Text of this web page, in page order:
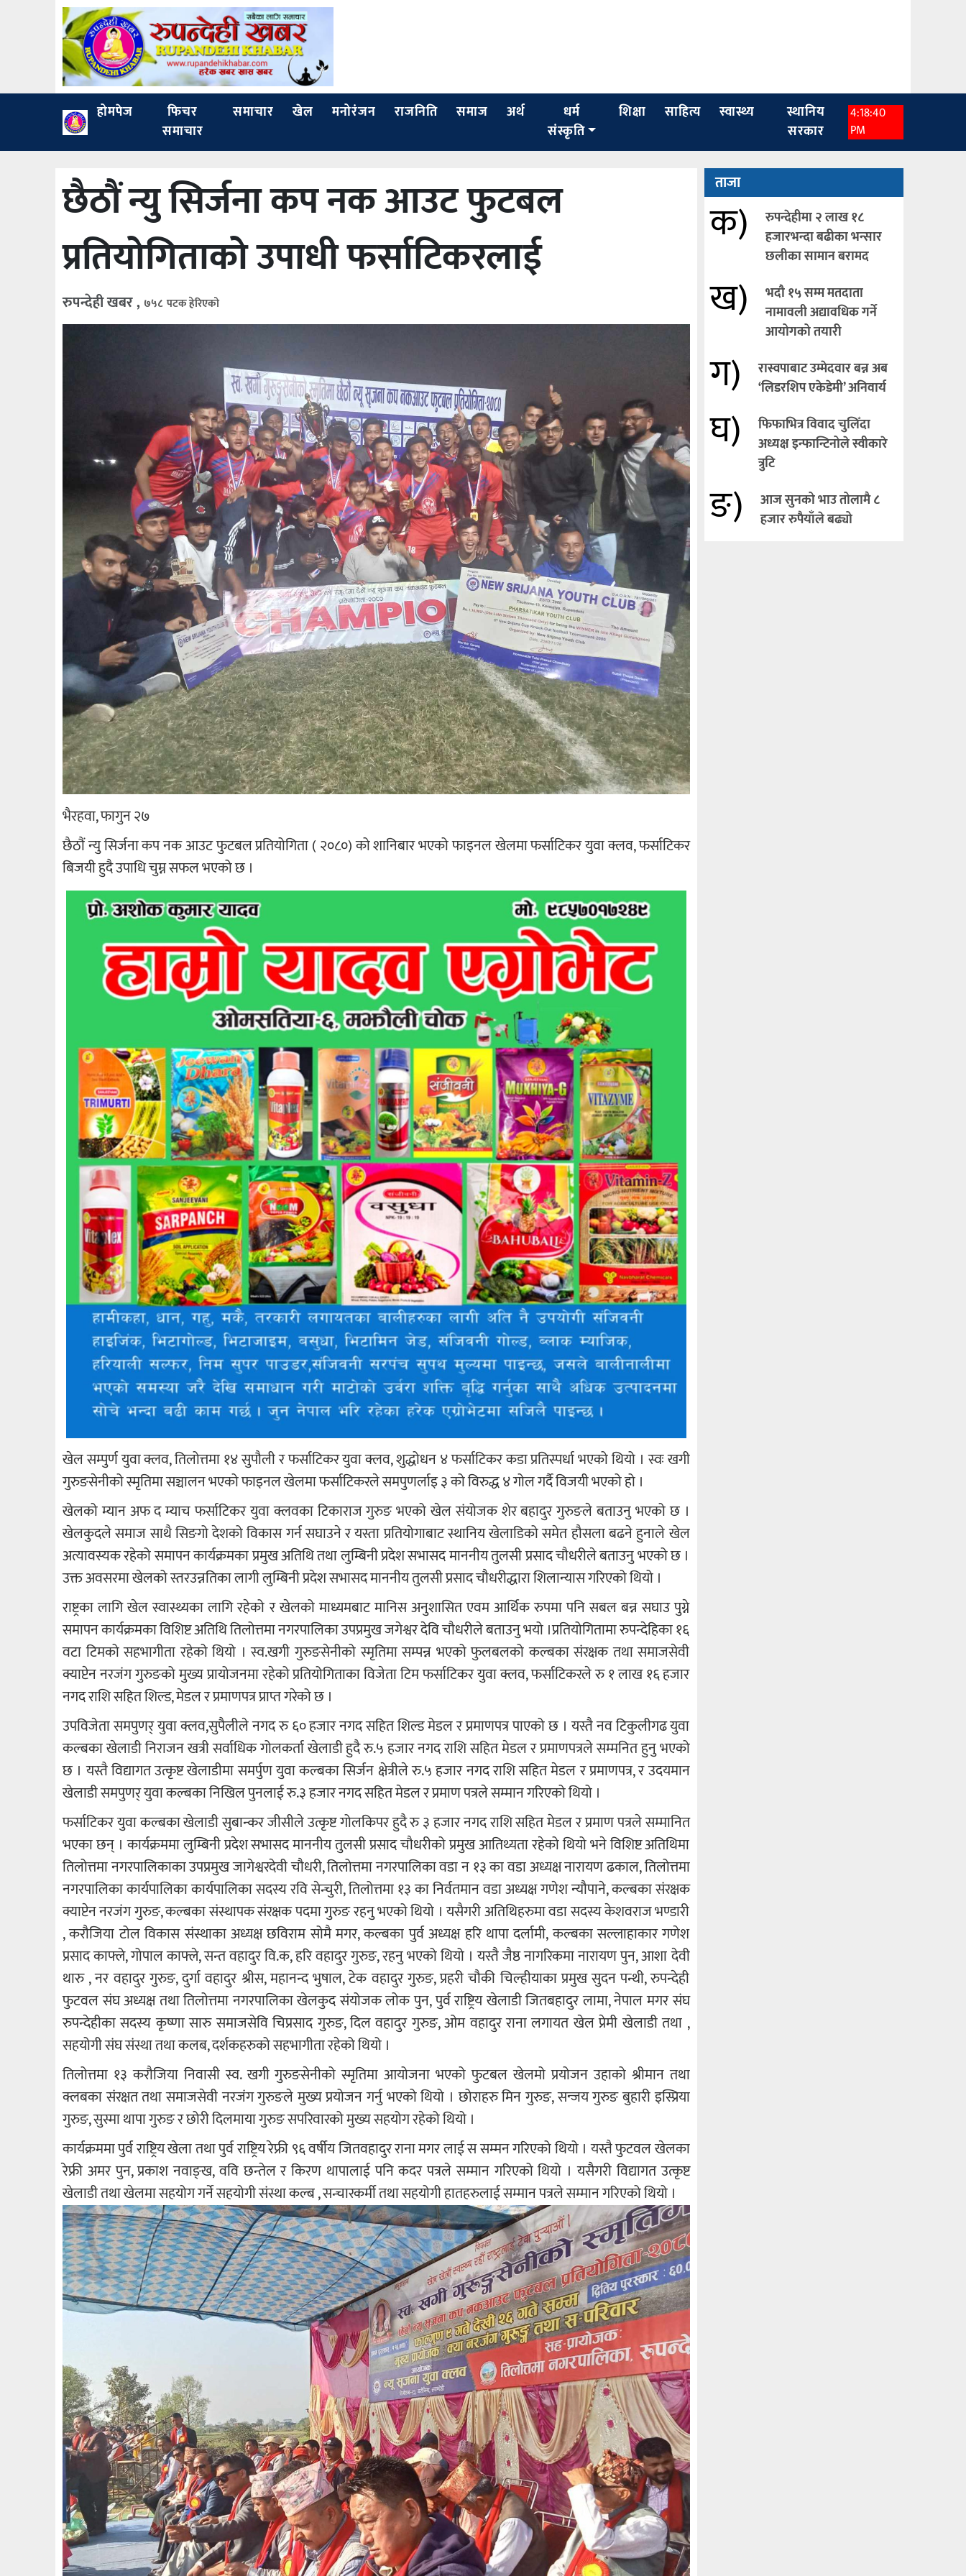
होमपेज
फिचर
समाचार
समाचार खेल मनोरंजन राजनिति समाज अर्थ
धर्म
संस्कृति
शिक्षा साहित्य स्वास्थ्य
स्थानिय
सरकार
4:18:42
PM
छैठौं न्यु सिर्जना कप नक आउट फुटबल
प्रतियोगिताको उपाधी फर्साटिकरलाई
रुपन्देही खबर , ७५८ पटक हेरिएको
भैरहवा, फागुन २७
छैठौं न्यु सिर्जना कप नक आउट फुटबल प्रतियोगिता ( २०८०) को शानिबार भएको फाइनल खेलमा फर्साटिकर युवा क्लव, फर्साटिकर
बिजयी हुदै उपाधि चुम्न सफल भएको छ ।
खेल सम्पुर्ण युवा क्लव, तिलोत्तमा १४ सुपौली र फर्साटिकर युवा क्लव, शुद्धोधन ४ फर्साटिकर कडा प्रतिस्पर्धा भएको थियो । स्वः खगी
गुरुङसेनीको स्मृतिमा सञ्चालन भएको फाइनल खेलमा फर्साटिकरले समपुणर्लाइ ३ को विरुद्ध ४ गोल गर्दै विजयी भएको हो ।
खेलको म्यान अफ द म्याच फर्साटिकर युवा क्लवका टिकाराज गुरुङ भएको खेल संयोजक शेर बहादुर गुरुङले बताउनु भएको छ ।
खेलकुदले समाज साथै सिङगो देशको विकास गर्न सघाउने र यस्ता प्रतियोगाबाट स्थानिय खेलाडिको समेत हौसला बढने हुनाले खेल
अत्यावस्यक रहेको समापन कार्यक्रमका प्रमुख अतिथि तथा लुम्बिनी प्रदेश सभासद माननीय तुलसी प्रसाद चौधरीले बताउनु भएको छ ।
उक्त अवसरमा खेलको स्तरउन्नतिका लागी लुम्बिनी प्रदेश सभासद माननीय तुलसी प्रसाद चौधरीद्धारा शिलान्यास गरिएको थियो ।
राष्ट्रका लागि खेल स्वास्थ्यका लागि रहेको र खेलको माध्यमबाट मानिस अनुशासित एवम आर्थिक रुपमा पनि सबल बन्न सघाउ पुग्ने
समापन कार्यक्रमका विशिष्ट अतिथि तिलोत्तमा नगरपालिका उपप्रमुख जगेश्वर देवि चौधरीले बताउनु भयो ।प्रतियोगितामा रुपन्देहिका १६
वटा टिमको सहभागीता रहेको थियो । स्व.खगी गुरुङसेनीको स्मृतिमा सम्पन्न भएको फुलबलको कल्बका संरक्षक तथा समाजसेवी
क्याप्टेन नरजंग गुरुङको मुख्य प्रायोजनमा रहेको प्रतियोगिताका विजेता टिम फर्साटिकर युवा क्लव, फर्साटिकरले रु १ लाख १६ हजार
नगद राशि सहित शिल्ड, मेडल र प्रमाणपत्र प्राप्त गरेको छ ।
उपविजेता समपुणर् युवा क्लव,सुपैलीले नगद रु ६० हजार नगद सहित शिल्ड मेडल र प्रमाणपत्र पाएको छ । यस्तै नव टिकुलीगढ युवा
कल्बका खेलाडी निराजन खत्री सर्वाधिक गोलकर्ता खेलाडी हुदै रु.५ हजार नगद राशि सहित मेडल र प्रमाणपत्रले सम्मनित हुनु भएको
छ । यस्तै विद्यागत उत्कृष्ट खेलाडीमा समर्पुण युवा कल्बका सिर्जन क्षेत्रीले रु.५ हजार नगद राशि सहित मेडल र प्रमाणपत्र, र उदयमान
खेलाडी समपुणर् युवा कल्बका निखिल पुनलाई रु.३ हजार नगद सहित मेडल र प्रमाण पत्रले सम्मान गरिएको थियो ।
फर्साटिकर युवा कल्बका खेलाडी सुबान्कर जीसीले उत्कृष्ट गोलकिपर हुदै रु ३ हजार नगद राशि सहित मेडल र प्रमाण पत्रले सम्मानित
भएका छन् । कार्यक्रममा लुम्बिनी प्रदेश सभासद माननीय तुलसी प्रसाद चौधरीको प्रमुख आतिथ्यता रहेको थियो भने विशिष्ट अतिथिमा
तिलोत्तमा नगरपालिकाका उपप्रमुख जागेश्वरदेवी चौधरी, तिलोत्तमा नगरपालिका वडा न १३ का वडा अध्यक्ष नारायण ढकाल, तिलोत्तमा
नगरपालिका कार्यपालिका कार्यपालिका सदस्य रवि सेन्चुरी, तिलोत्तमा १३ का निर्वतमान वडा अध्यक्ष गणेश न्यौपाने, कल्बका संरक्षक
क्याप्टेन नरजंग गुरुङ, कल्बका संस्थापक संरक्षक पदमा गुरुङ रहनु भएको थियो । यसैगरी अतिथिहरुमा वडा सदस्य केशवराज भण्डारी
, करौजिया टोल विकास संस्थाका अध्यक्ष छविराम सोमै मगर, कल्बका पुर्व अध्यक्ष हरि थापा दर्लामी, कल्बका सल्लाहाकार गणेश
प्रसाद काफ्ले, गोपाल काफ्ले, सन्त वहादुर वि.क, हरि वहादुर गुरुङ, रहनु भएको थियो । यस्तै जैष्ठ नागरिकमा नारायण पुन, आशा देवी
थारु , नर वहादुर गुरुङ, दुर्गा वहादुर श्रीस, महानन्द भुषाल, टेक वहादुर गुरुङ, प्रहरी चौकी चिल्हीयाका प्रमुख सुदन पन्थी, रुपन्देही
फुटवल संघ अध्यक्ष तथा तिलोत्तमा नगरपालिका खेलकुद संयोजक लोक पुन, पुर्व राष्ट्रिय खेलाडी जितबहादुर लामा, नेपाल मगर संघ
रुपन्देहीका सदस्य कृष्णा सारु समाजसेवि चिप्रसाद गुरुङ, दिल वहादुर गुरुङ, ओम वहादुर राना लगायत खेल प्रेमी खेलाडी तथा ,
सहयोगी संघ संस्था तथा कलब, दर्शकहरुको सहभागीता रहेको थियो ।
तिलोत्तमा १३ करौजिया निवासी स्व. खगी गुरुङसेनीको स्मृतिमा आयोजना भएको फुटबल खेलमो प्रयोजन उहाको श्रीमान तथा
क्लबका संरक्षत तथा समाजसेवी नरजंग गुरुङले मुख्य प्रयोजन गर्नु भएको थियो । छोराहरु मिन गुरुङ, सन्जय गुरुङ बुहारी इस्प्रिया
गुरुङ, सुस्मा थापा गुरुङ र छोरी दिलमाया गुरुङ सपरिवारको मुख्य सहयोग रहेको थियो ।
कार्यक्रममा पुर्व राष्ट्रिय खेला तथा पुर्व राष्ट्रिय रेफ्री ९६ वर्षीय जितवहादुर राना मगर लाई स सम्मन गरिएको थियो । यस्तै फुटवल खेलका
रेफ्री अमर पुन, प्रकाश नवाङ्ख, ववि छन्तेल र किरण थापालाई पनि कदर पत्रले सम्मान गरिएको थियो । यसैगरी विद्यागत उत्कृष्ट
खेलाडी तथा खेलमा सहयोग गर्ने सहयोगी संस्था कल्ब , सन्चारकर्मी तथा सहयोगी हातहरुलाई सम्मान पत्रले सम्मान गरिएको थियो ।
ताजा
क)
रुपन्देहीमा २ लाख १८
हजारभन्दा बढीका भन्सार
छलीका सामान बरामद
ख)
भदौ १५ सम्म मतदाता
नामावली अद्यावधिक गर्ने
आयोगको तयारी
ग)
रास्वपाबाट उम्मेदवार बन्न अब
‘लिडरशिप एकेडेमी’ अनिवार्य
घ)
फिफाभित्र विवाद चुलिँदा
अध्यक्ष इन्फान्टिनोले स्वीकारे
त्रुटि
ङ)
आज सुनको भाउ तोलामै ८
हजार रुपैयाँले बढ्यो